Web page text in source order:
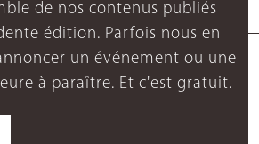
de nos contenus publiés
édition. Parfois nous en
un événement ou une
à paraître. Et c'est gratuit.